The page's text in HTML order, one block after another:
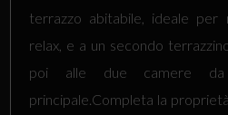
terrazzo abitabile, ideale per
relax, e a un secondo
poi alle due camere
principale.Completa la